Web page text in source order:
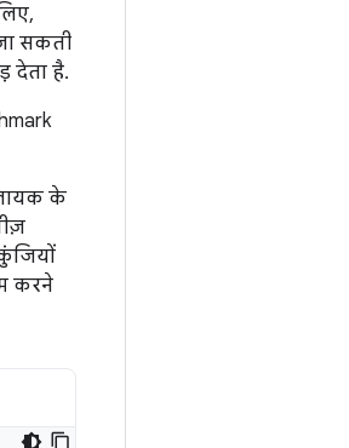
सकती
देता है.
के
करने